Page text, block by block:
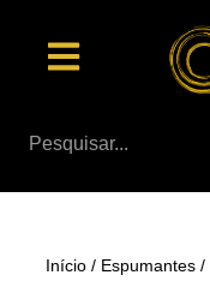
Menu
Início / Espumantes /